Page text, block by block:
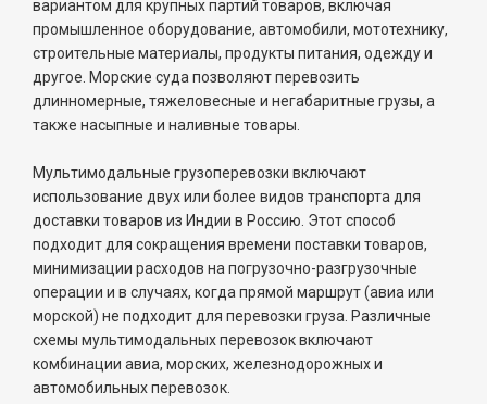
вариантом для крупных партий товаров, включая
промышленное оборудование, автомобили, мототехнику,
строительные материалы, продукты питания, одежду и
другое. Морские суда позволяют перевозить
длинномерные, тяжеловесные и негабаритные грузы, а
также насыпные и наливные товары.
Мультимодальные грузоперевозки включают
использование двух или более видов транспорта для
доставки товаров из Индии в Россию. Этот способ
подходит для сокращения времени поставки товаров,
минимизации расходов на погрузочно-разгрузочные
операции и в случаях, когда прямой маршрут (авиа или
морской) не подходит для перевозки груза. Различные
схемы мультимодальных перевозок включают
комбинации авиа, морских, железнодорожных и
автомобильных перевозок.